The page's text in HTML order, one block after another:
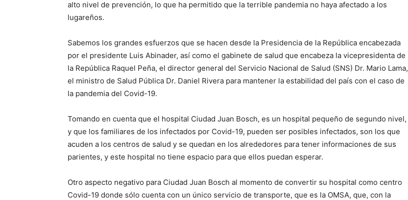
alto nivel de prevención, lo que ha permitido que la terrible pandemia no haya afectado a los
lugareños.
Sabemos los grandes esfuerzos que se hacen desde la Presidencia de la República encabezada
por el presidente Luis Abinader, así como el gabinete de salud que encabeza la vicepresidenta de
la República Raquel Peña, el director general del Servicio Nacional de Salud (SNS) Dr. Mario Lama,
el ministro de Salud Pública Dr. Daniel Rivera para mantener la estabilidad del país con el caso de
la pandemia del Covid-19.
Tomando en cuenta que el hospital Ciudad Juan Bosch, es un hospital pequeño de segundo nivel,
y que los familiares de los infectados por Covid-19, pueden ser posibles infectados, son los que
acuden a los centros de salud y se quedan en los alrededores para tener informaciones de sus
parientes, y este hospital no tiene espacio para que ellos puedan esperar.
Otro aspecto negativo para Ciudad Juan Bosch al momento de convertir su hospital como centro
Covid-19 donde sólo cuenta con un único servicio de transporte, que es la OMSA, que, con la